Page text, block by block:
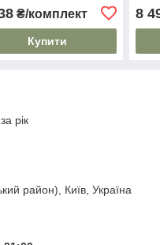
₴/комплект
Купити
8
рік
район), Київ, Україна